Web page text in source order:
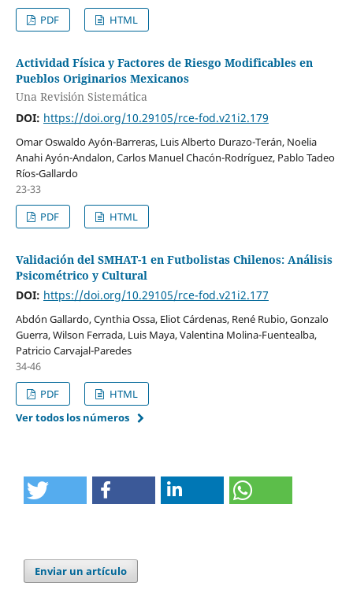
PDF
HTML
Actividad Física y Factores de Riesgo Modificables en
Pueblos Originarios Mexicanos
Una Revisión Sistemática
DOI: https://doi.org/10.29105/rce-fod.v21i2.179
Omar Oswaldo Ayón-Barreras, Luis Alberto Durazo-Terán, Noelia
Anahi Ayón-Andalon, Carlos Manuel Chacón-Rodríguez, Pablo Tadeo
Ríos-Gallardo
23-33
PDF
HTML
Validación del SMHAT-1 en Futbolistas Chilenos: Análisis
Psicométrico y Cultural
DOI: https://doi.org/10.29105/rce-fod.v21i2.177
Abdón Gallardo, Cynthia Ossa, Eliot Cárdenas, René Rubio, Gonzalo
Guerra, Wilson Ferrada, Luis Maya, Valentina Molina-Fuentealba,
Patricio Carvajal-Paredes
34-46
PDF
HTML
Ver todos los números
Enviar un artículo